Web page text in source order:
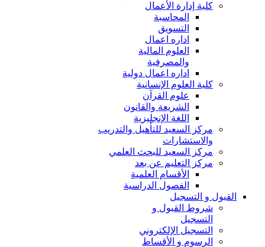
كلية إدارة الأعمال
المحاسبة
التسويق
اداره اعمال
العلوم المالية
والمصرفية
اداره اعمال دولية
كلية العلوم الإنسانية
علوم القرآن
الشريعة والقانون
اللغة الإنجليزية
مركز السعيد للتأهيل والتدريب
والاستشارات
مركز السعيد للبحث العلمي
مركز التعليم عن بعد
الأقسام العلمية
الفصول الدراسية
القبول و التسجيل
شروط القبول و
التسجيل
التسجيل الإلكتروني
الرسوم و الأقساط